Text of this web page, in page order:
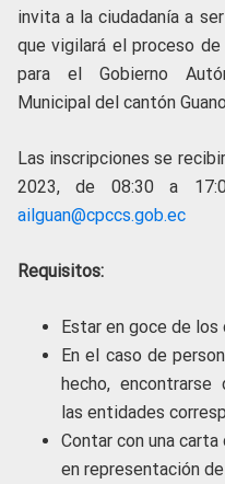
invita a la ciudadanía a
que vigilará el proceso
para el Gobierno
Municipal del cantón
Las inscripciones se
2023, de 08:30 a
ailguan@cpccs.gob.ec
Requisitos:
Estar en goce de
En el caso de
hecho, encontrarse
las entidades
Contar con una
en representación